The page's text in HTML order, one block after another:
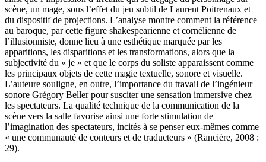
scène, un mage, sous l’effet du jeu subtil de Laurent Poitrenaux et
du dispositif de projections. L’analyse montre comment la référence
au baroque, par cette figure shakespearienne et cornélienne de
l’illusionniste, donne lieu à une esthétique marquée par les
apparitions, les disparitions et les transformations, alors que la
subjectivité du « je » et que le corps du soliste apparaissent comme
les principaux objets de cette magie textuelle, sonore et visuelle.
L’auteure souligne, en outre, l’importance du travail de l’ingénieur
sonore Grégory Beller pour susciter une sensation immersive chez
les spectateurs. La qualité technique de la communication de la
scène vers la salle favorise ainsi une forte stimulation de
l’imagination des spectateurs, incités à se penser eux-mêmes comme
« une communauté de conteurs et de traducteurs » (Rancière, 2008 :
29).